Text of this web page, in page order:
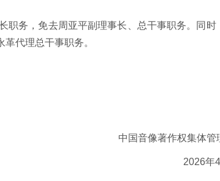
职务，免去周亚平副理事长、总干事职务。同时
代理总干事职务。
中国音像著作权集体管
2026年